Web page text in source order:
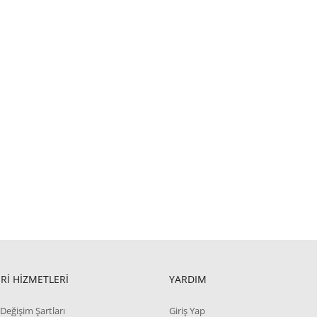
HİZMETLERİ
Şartları
YARDIM
Giriş Yap